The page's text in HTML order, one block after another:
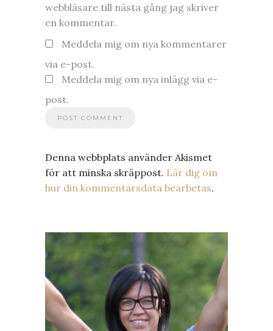
webbläsare till nästa gång jag skriver
en kommentar.
Meddela mig om nya kommentarer
via e-post.
Meddela mig om nya inlägg via e-
post.
Denna webbplats använder Akismet
för att minska skräppost. Lär dig om
hur din kommentarsdata bearbetas.